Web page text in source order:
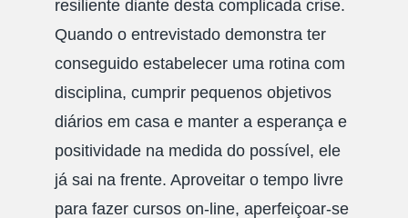
resiliente diante desta complicada crise.
Quando o entrevistado demonstra ter
conseguido estabelecer uma rotina com
disciplina, cumprir pequenos objetivos
diários em casa e manter a esperança e
positividade na medida do possível, ele
já sai na frente. Aproveitar o tempo livre
para fazer cursos on-line, aperfeiçoar-se